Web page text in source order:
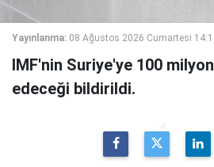
Yayınlanma: 08 Ağustos 2026 Cumartesi
IMF'nin Suriye'ye 100
edeceği bildirildi.